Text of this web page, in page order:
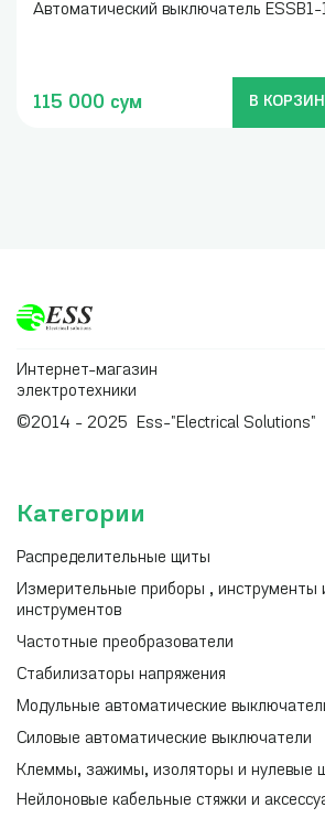
Автоматический выключатель
115 000 сум В
Интернет-магазин
электротехники
©2014 - 2025 Ess-"Electrical Solutions"
Категории
Распределительные щиты
Измерительные приборы , инструменты
инструментов
Частотные преобразователи
Стабилизаторы напряжения
Модульные автоматические
Силовые автоматические выключатели
Клеммы, зажимы, изоляторы и нулевые
Нейлоновые кабельные стяжки и